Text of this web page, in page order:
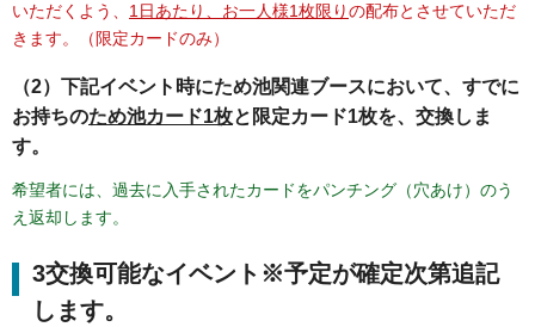
いただくよう、 1日あたり、お一人様1枚限りの配布とさせていただ
きます。（限定カードのみ）
（2）下記イベント時にため池関連ブースにおいて、すでに
お持ちのため池カード1枚と限定カード1枚を、交換しま
す。
希望者には、過去に入手されたカードをパンチング（穴あけ）のう
え返却します。
3交換可能なイベント※予定が確定次第追記
します。